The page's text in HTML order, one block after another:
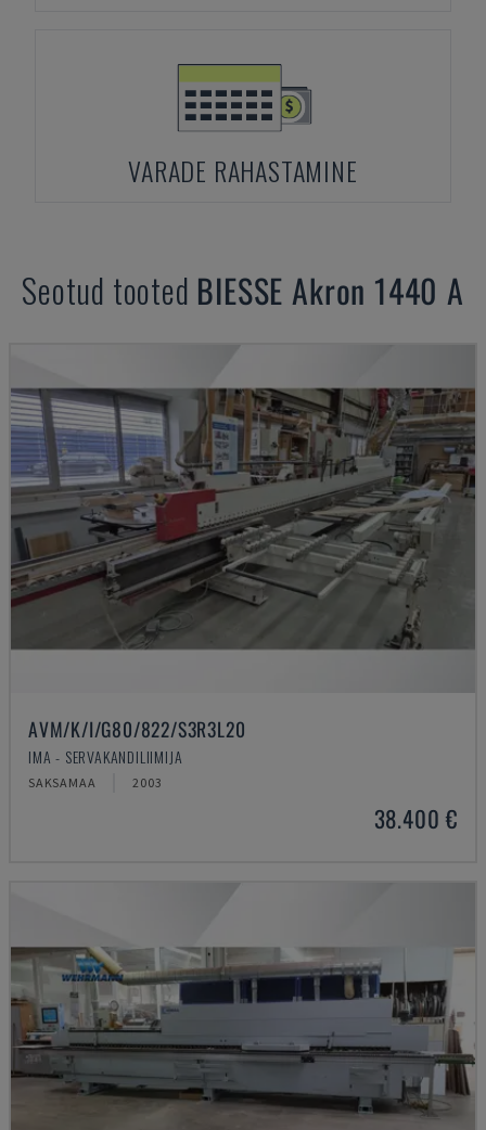
VARADE RAHASTAMINE
Seotud tooted BIESSE Akron 1440 A
AVM/K/I/G80/822/S3R3L20
IMA - SERVAKANDILIIMIJA
SAKSAMAA 2003
38.400 €